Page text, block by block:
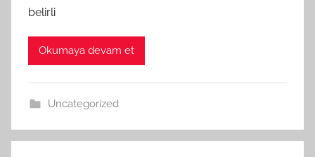
belirli
Okumaya devam et
Uncategorized